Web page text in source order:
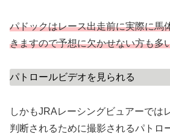
パドックはレース出走前に実際に馬
きますので予想に欠かせない方も多
パトロールビデオを見られる
しかもJRAレーシングビュアーでは
判断されるために撮影されるパトロ